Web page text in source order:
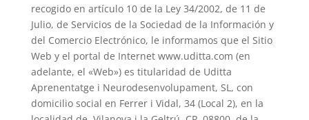
recogido en artículo 10 de la Ley 34/2002, de 11 de
Julio, de Servicios de la Sociedad de la Información y
del Comercio Electrónico, le informamos que el Sitio
Web y el portal de Internet www.uditta.com (en
adelante, el «Web») es titularidad de Uditta
Aprenentatge i Neurodesenvolupament, SL, con
domicilio social en Ferrer i Vidal, 34 (Local 2), en la